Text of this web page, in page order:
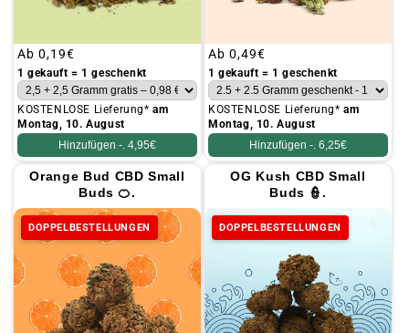
Üblicher
Preis
Ab 0,19€
1 gekauft = 1 geschenkt
KOSTENLOSE Lieferung*am
Montag, 10. August
Hinzufügen -. 4,95€
Üblicher
Preis
Ab 0,49€
1 gekauft = 1 geschenkt
KOSTENLOSE Lieferung*am
Montag, 10. August
Hinzufügen -. 6,25€
Orange Bud CBD Small
Buds 🍊.
DOPPELBESTELLUNGEN
OG Kush CBD Small
Buds 👮.
DOPPELBESTELLUNGEN